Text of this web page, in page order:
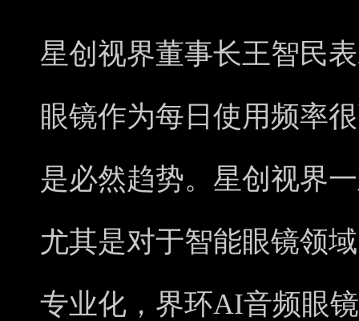
星创视界董事长王智民
眼镜作为每日使用频率
是必然趋势。星创视界
尤其是对于智能眼镜领
专业化，界环AI音频眼